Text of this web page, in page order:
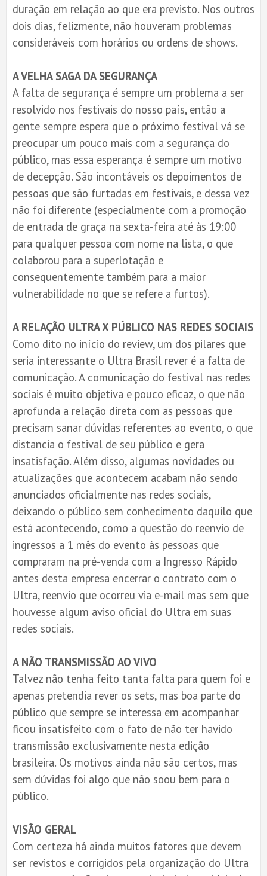
duração em relação ao que era previsto. Nos outros
dois dias, felizmente, não houveram problemas
consideráveis com horários ou ordens de shows.
A VELHA SAGA DA SEGURANÇA
A falta de segurança é sempre um problema a ser
resolvido nos festivais do nosso país, então a
gente sempre espera que o próximo festival vá se
preocupar um pouco mais com a segurança do
público, mas essa esperança é sempre um motivo
de decepção. São incontáveis os depoimentos de
pessoas que são furtadas em festivais, e dessa vez
não foi diferente (especialmente com a promoção
de entrada de graça na sexta-feira até às 19:00
para qualquer pessoa com nome na lista, o que
colaborou para a superlotação e
consequentemente também para a maior
vulnerabilidade no que se refere a furtos).
A RELAÇÃO ULTRA X PÚBLICO NAS REDES SOCIAIS
Como dito no início do review, um dos pilares que
seria interessante o Ultra Brasil rever é a falta de
comunicação. A comunicação do festival nas redes
sociais é muito objetiva e pouco eficaz, o que não
aprofunda a relação direta com as pessoas que
precisam sanar dúvidas referentes ao evento, o que
distancia o festival de seu público e gera
insatisfação. Além disso, algumas novidades ou
atualizações que acontecem acabam não sendo
anunciados oficialmente nas redes sociais,
deixando o público sem conhecimento daquilo que
está acontecendo, como a questão do reenvio de
ingressos a 1 mês do evento às pessoas que
compraram na pré-venda com a Ingresso Rápido
antes desta empresa encerrar o contrato com o
Ultra, reenvio que ocorreu via e-mail mas sem que
houvesse algum aviso oficial do Ultra em suas
redes sociais.
A NÃO TRANSMISSÃO AO VIVO
Talvez não tenha feito tanta falta para quem foi e
apenas pretendia rever os sets, mas boa parte do
público que sempre se interessa em acompanhar
ficou insatisfeito com o fato de não ter havido
transmissão exclusivamente nesta edição
brasileira. Os motivos ainda não são certos, mas
sem dúvidas foi algo que não soou bem para o
público.
VISÃO GERAL
Com certeza há ainda muitos fatores que devem
ser revistos e corrigidos pela organização do Ultra